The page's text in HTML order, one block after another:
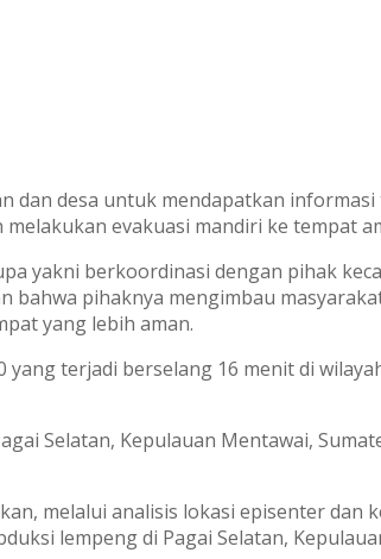
desa untuk mendapatkan
evakuasi mandiri ke tempat
yakni berkoordinasi dengan pihak
pihaknya mengimbau
yang lebih aman.
terjadi berselang 16 menit di
Selatan, Kepulauan Mentawai,
melalui analisis lokasi episenter dan
lempeng di Pagai Selatan,